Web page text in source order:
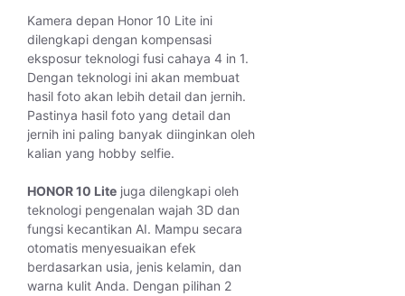
Kamera depan Honor 10 Lite ini
dilengkapi dengan kompensasi
eksposur teknologi fusi cahaya 4 in 1.
Dengan teknologi ini akan membuat
hasil foto akan lebih detail dan jernih.
Pastinya hasil foto yang detail dan
jernih ini paling banyak diinginkan oleh
kalian yang hobby selfie.
HONOR 10 Lite juga dilengkapi oleh
teknologi pengenalan wajah 3D dan
fungsi kecantikan AI. Mampu secara
otomatis menyesuaikan efek
berdasarkan usia, jenis kelamin, dan
warna kulit Anda. Dengan pilihan 2